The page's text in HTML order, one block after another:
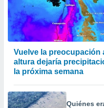
Vuelve la preocupación
altura dejaría
la próxima semana
Quiénes